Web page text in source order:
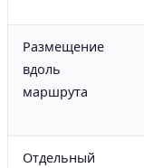
Размещение
вдоль
маршрута
Отдельный